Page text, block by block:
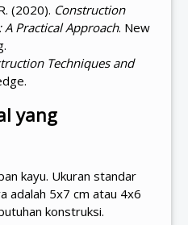
(2020). Construction
Practical Approach. New
Techniques and
yang
kayu. Ukuran standar
adalah 5x7 cm atau 4x6
konstruksi.